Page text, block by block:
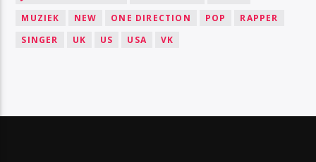
MUZIEK
NEW ONE DIRECTION POP
RAPPER
SINGER
UK US USA VK